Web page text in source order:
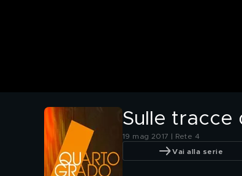
Sulle tracce
19 mag 2017 | Rete 4
Vai alla serie